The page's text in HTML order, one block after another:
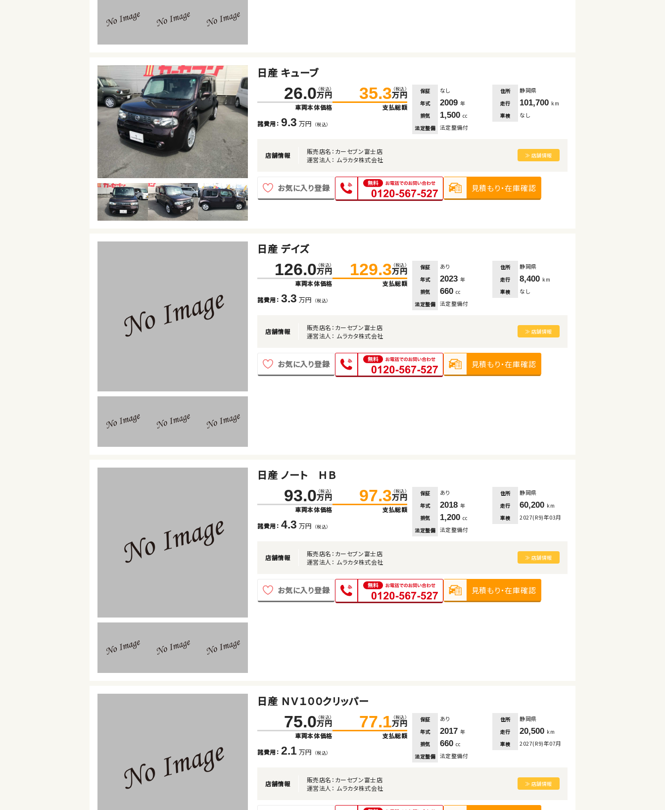
日産 キューブ
26.0 （税込）
万円
車両本体価格
35.3 （税込）
万円
支払総額
諸費用： 9.3 万円 （税込）
保証 なし 住所 静岡県
年式 2009 年 走行 101,700 km
排気
1,500 cc 車検 なし
法定整備 法定整備付
店舗情報
販売店名：カーセブン富士店
運営法人： ムラカタ株式会社
≫ 店舗情報
お気に入り登録 見積もり・在庫確認
日産 デイズ
126.0 （税込）
万円
車両本体価格
129.3 （税込）
万円
支払総額
諸費用： 3.3 万円 （税込）
保証 あり 住所 静岡県
年式 2023 年 走行 8,400 km
排気
660 cc 車検 なし
法定整備 法定整備付
店舗情報
販売店名：カーセブン富士店
運営法人： ムラカタ株式会社
≫ 店舗情報
お気に入り登録 見積もり・在庫確認
日産 ノート ＨＢ
93.0 （税込）
万円
車両本体価格
97.3 （税込）
万円
支払総額
諸費用： 4.3 万円 （税込）
保証 あり 住所 静岡県
年式 2018 年 走行 60,200 km
排気
1,200 cc 車検 2027(R9)年03月
法定整備 法定整備付
店舗情報
販売店名：カーセブン富士店
運営法人： ムラカタ株式会社
≫ 店舗情報
お気に入り登録 見積もり・在庫確認
日産 ＮＶ１００クリッパー
75.0 （税込）
万円
車両本体価格
77.1 （税込）
万円
支払総額
諸費用： 2.1 万円 （税込）
保証 あり 住所 静岡県
年式 2017 年 走行 20,500 km
排気
660 cc 車検 2027(R9)年07月
法定整備 法定整備付
店舗情報
販売店名：カーセブン富士店
運営法人： ムラカタ株式会社
≫ 店舗情報